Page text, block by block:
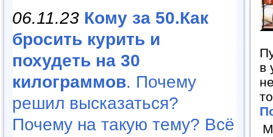
06.11.23 Кому за 50.Как
бросить курить и
похудеть на 30
килограммов. Почему
решил высказаться?
Почему на такую тему? Всё
в